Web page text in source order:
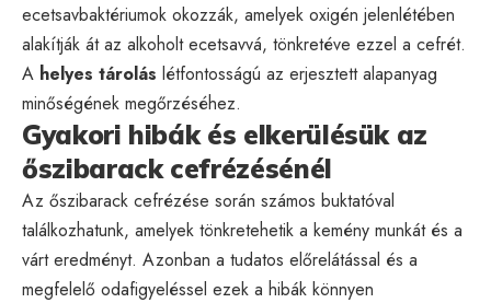
ecetsavbaktériumok okozzák, amelyek oxigén jelenlétében
alakítják át az alkoholt ecetsavvá, tönkretéve ezzel a cefrét.
A helyes tárolás létfontosságú az erjesztett alapanyag
minőségének megőrzéséhez.
Gyakori hibák és elkerülésük az
őszibarack cefrézésénél
Az őszibarack cefrézése során számos buktatóval
találkozhatunk, amelyek tönkretehetik a kemény munkát és a
várt eredményt. Azonban a tudatos előrelátással és a
megfelelő odafigyeléssel ezek a hibák könnyen